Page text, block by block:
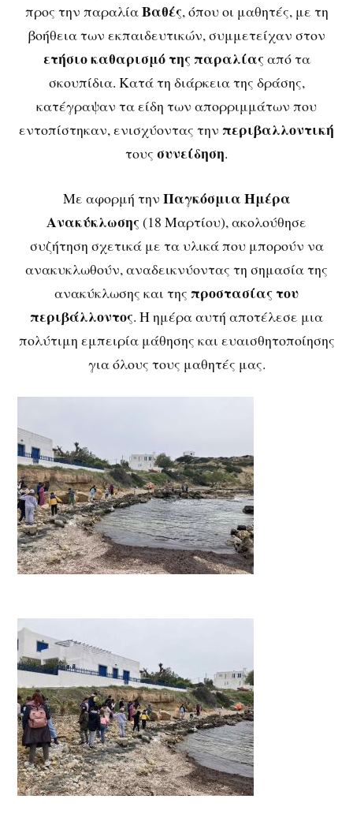
προς την παραλίαΒαθές, όπου οι μαθητές, με τη
βοήθεια των εκπαιδευτικών, συμμετείχαν στον
ετήσιο καθαρισμό της παραλίας από τα
σκουπίδια. Κατά τη διάρκεια της δράσης,
κατέγραψαν τα είδη των απορριμμάτων που
εντοπίστηκαν, ενισχύοντας την περιβαλλοντική
τους συνείδηση.
Με αφορμή την Παγκόσμια Ημέρα
Ανακύκλωσης (18 Μαρτίου), ακολούθησε
συζήτηση σχετικά με τα υλικά που μπορούν να
ανακυκλωθούν, αναδεικνύοντας τη σημασία της
ανακύκλωσης και της προστασίας του
περιβάλλοντος. Η ημέρα αυτή αποτέλεσε μια
πολύτιμη εμπειρία μάθησης και ευαισθητοποίησης
για όλους τους μαθητές μας.